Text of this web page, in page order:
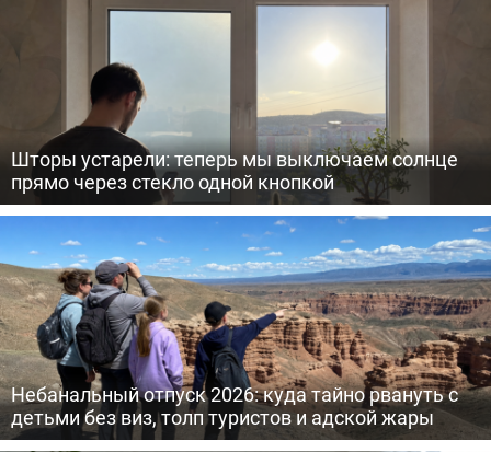
Шторы устарели: теперь мы выключаем солнце
прямо через стекло одной кнопкой
Небанальный отпуск 2026: куда тайно рвануть с
детьми без виз, толп туристов и адской жары